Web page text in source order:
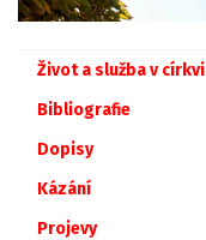
Život a služba v církvi
Bibliografie
Dopisy
Kázání
Projevy